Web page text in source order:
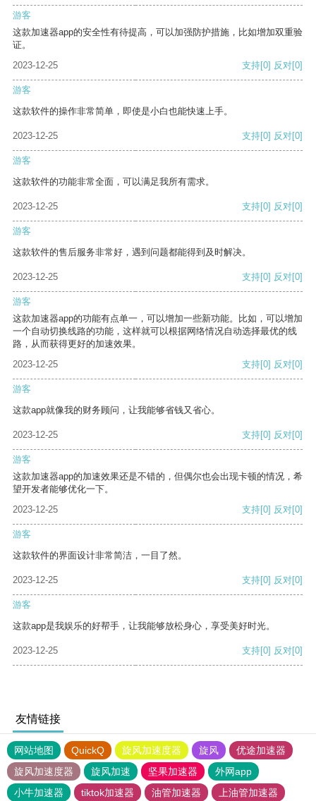
游客
这款加速器app的安全性有待提高，可以加强防护措施，比如增加双重验
证。
2023-12-25
支持[0] 反对[0]
游客
这款软件的操作非常简单，即使是小白也能快速上手。
2023-12-25 支持[0] 反对[0]
游客
这款软件的功能非常全面，可以满足我所有需求。
2023-12-25 支持[0] 反对[0]
游客
这款软件的售后服务非常好，遇到问题都能得到及时解决。
2023-12-25 支持[0] 反对[0]
游客
这款加速器app的功能有点单一，可以增加一些新功能。比如，可以增加
一个自动切换线路的功能，这样就可以根据网络情况自动选择最优的线
路，从而获得更好的加速效果。
2023-12-25
支持[0] 反对[0]
游客
这款app就像我的财务顾问，让我能够省钱又省心。
2023-12-25 支持[0] 反对[0]
游客
这款加速器app的加速效果还是不错的，但偶尔也会出现卡顿的情况，希
望开发者能够优化一下。
2023-12-25
支持[0] 反对[0]
游客
这款软件的界面设计非常简洁，一目了然。
2023-12-25 支持[0] 反对[0]
游客
这款app是我娱乐的好帮手，让我能够放松身心，享受美好时光。
2023-12-25 支持[0] 反对[0]
友情链接
网站地图 QuickQ 旋风加速度器 旋风
优途加速器
旋风加速度器
旋风加速 坚果加速器
外网app
小牛加速器
tiktok加速器 油管加速器 上油管加速器